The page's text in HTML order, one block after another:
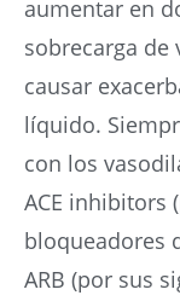
aumentar en
sobrecarga de
causar
líquido.
con los
ACE inhibitors
bloqueadores
ARB (por sus